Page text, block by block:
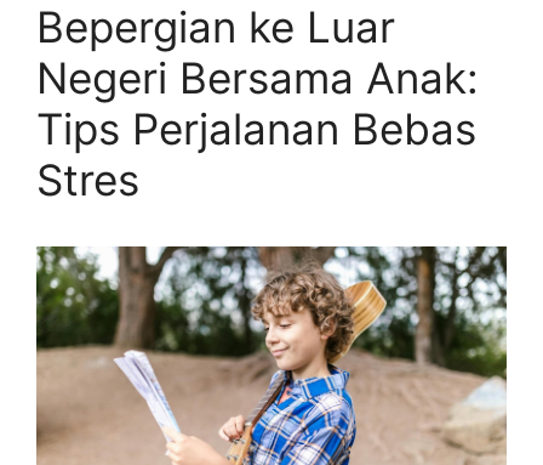
Bepergian ke Luar
Negeri Bersama Anak:
Tips Perjalanan Bebas
Stres